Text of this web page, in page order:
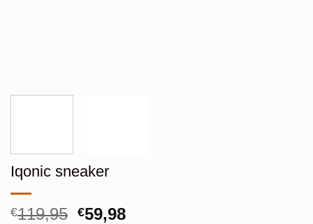
Iqonic sneaker
€119,95 Oorspronkelijke
€59,98Huidige